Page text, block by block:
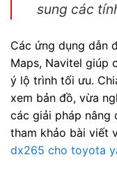
sung các
Các ứng dụng dẫn
Maps, Navitel giúp
ý lộ trình tối ưu.
xem bản đồ, vừa
các giải pháp nâng
tham khảo bài viết
dx265 cho toyota